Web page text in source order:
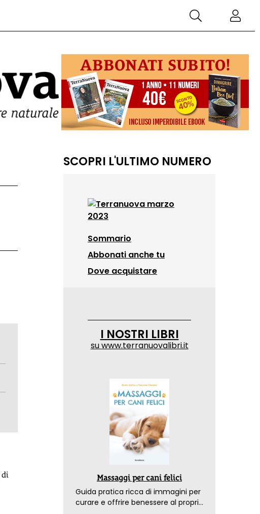
di
SCOPRI L'ULTIMO NUMERO
Sommario
Abbonati anche tu
Dove acquistare
I NOSTRI LIBRI
suwww.terranuovalibri.it
Massaggi per cani felici
Guida pratica ricca di immagini per
curare e offrire benessere al proprio